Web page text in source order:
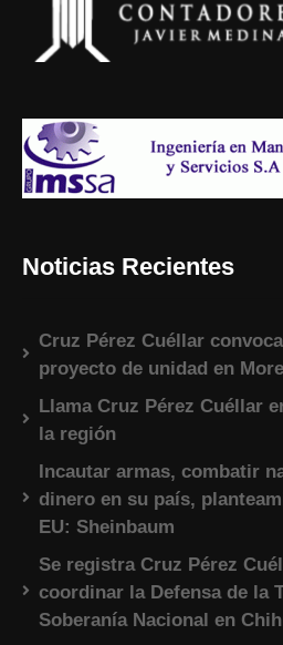
Noticias Recientes
Cruz Pérez Cuéllar
proyecto de unidad en
Llama Cruz Pérez Cuéllar
la región
Incautar armas, combatir
dinero en su país,
EU: Sheinbaum
Se registra Cruz Pérez
coordinar la Defensa de la
Soberanía Nacional en